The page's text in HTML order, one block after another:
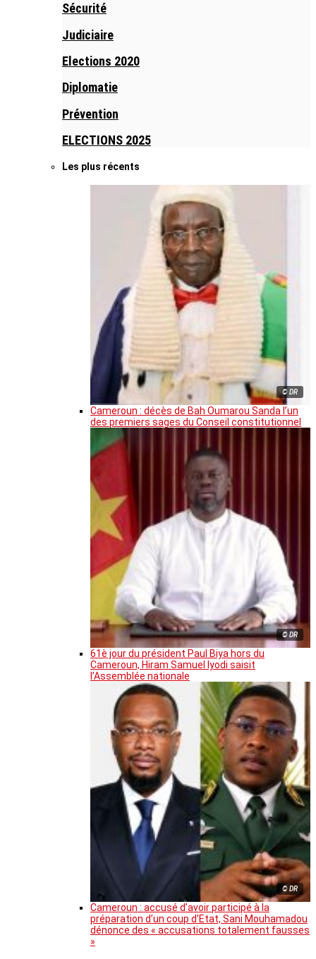
Sécurité
Judiciaire
Elections 2020
Diplomatie
Prévention
ELECTIONS 2025
Les plus récents
© DR
Cameroun : décès de Bah Oumarou Sanda l’un
des premiers sages du Conseil constitutionnel
© DR
61è jour du président Paul Biya hors du
Cameroun, Hiram Samuel Iyodi saisit
l’Assemblée nationale
© DR
Cameroun : accusé d’avoir participé à la
préparation d’un coup d’Etat, Sani Mouhamadou
dénonce des « accusations totalement fausses
»